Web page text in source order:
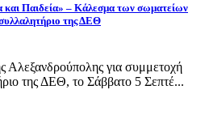
και Παιδεία» – Κάλεσμα των σωματείων
της ΔΕΘ
για συμμετοχή
της ΔΕΘ, το Σάββατο 5 Σεπτέ...